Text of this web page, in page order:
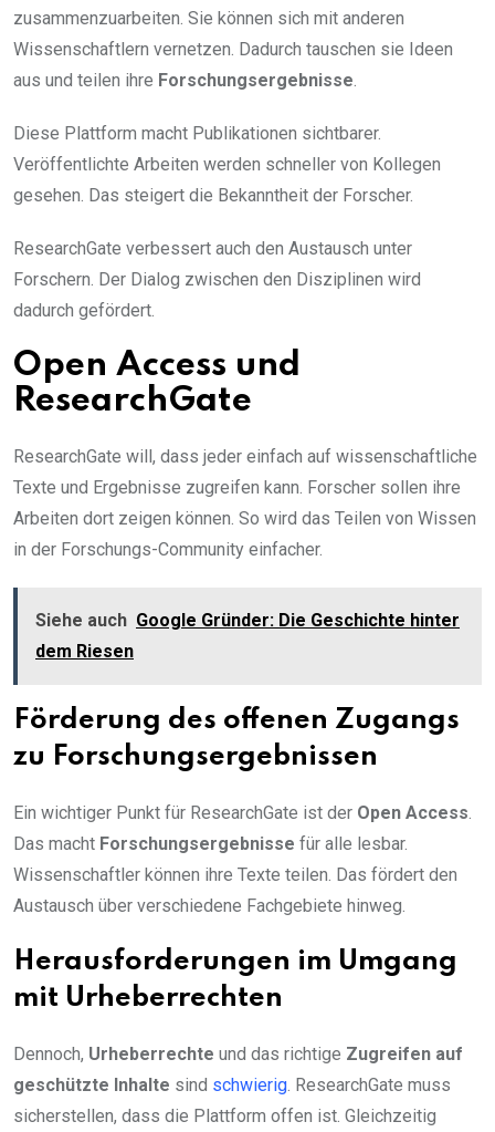
zusammenzuarbeiten. Sie können sich mit anderen
Wissenschaftlern vernetzen. Dadurch tauschen sie Ideen
aus und teilen ihre Forschungsergebnisse.
Diese Plattform macht Publikationen sichtbarer.
Veröffentlichte Arbeiten werden schneller von Kollegen
gesehen. Das steigert die Bekanntheit der Forscher.
ResearchGate verbessert auch den Austausch unter
Forschern. Der Dialog zwischen den Disziplinen wird
dadurch gefördert.
Open Access und
ResearchGate
ResearchGate will, dass jeder einfach auf wissenschaftliche
Texte und Ergebnisse zugreifen kann. Forscher sollen ihre
Arbeiten dort zeigen können. So wird das Teilen von Wissen
in der Forschungs-Community einfacher.
Siehe auch Google Gründer: Die Geschichte hinter
dem Riesen
Förderung des offenen Zugangs
zu Forschungsergebnissen
Ein wichtiger Punkt für ResearchGate ist der Open Access.
Das macht Forschungsergebnisse für alle lesbar.
Wissenschaftler können ihre Texte teilen. Das fördert den
Austausch über verschiedene Fachgebiete hinweg.
Herausforderungen im Umgang
mit Urheberrechten
Dennoch, Urheberrechte und das richtige Zugreifen auf
geschützte Inhalte sind schwierig. ResearchGate muss
sicherstellen, dass die Plattform offen ist. Gleichzeitig